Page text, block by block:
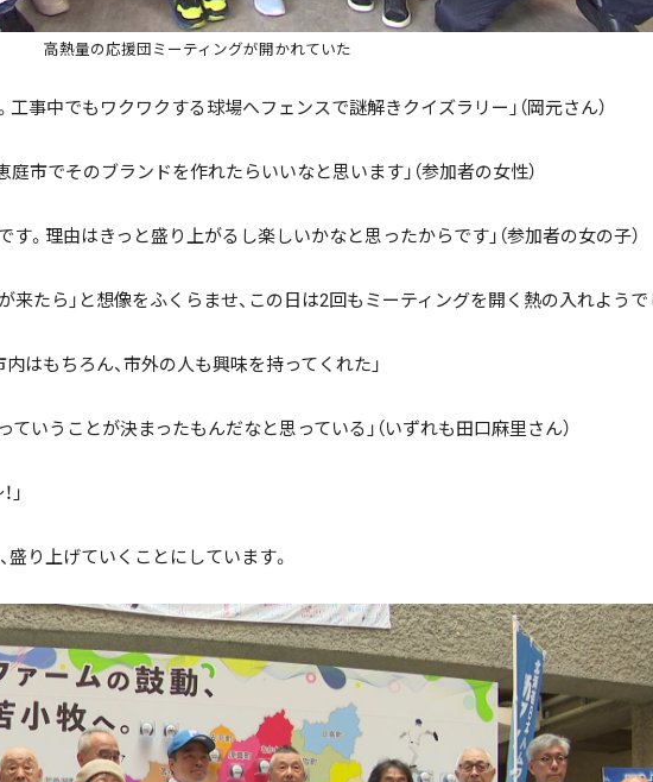
高熱量の応援団ミーティングが開かれていた
事中でもワクワクする球場へフェンスで謎解きクイズラリー」（岡元さん）
市でそのブランドを作れたらいいなと思います」（参加者の女性）
。理由はきっと盛り上がるし楽しいかなと思ったからです」（参加者の女の子）
来たら」と想像をふくらませ、この日は2回もミーティングを開く熱の入れようで
はもちろん、市外の人も興味を持ってくれた」
いうことが決まったもんだなと思っている」（いずれも田口麻里さん）
」
り上げていくことにしています。